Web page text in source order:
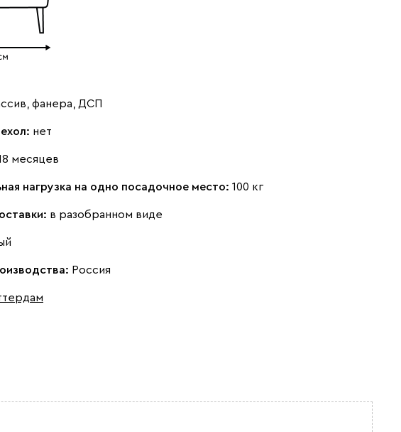
фанера, ДСП
нет
месяцев
нагрузка на одно посадочное место: 100 кг
в разобранном виде
Россия